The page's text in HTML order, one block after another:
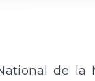
de la